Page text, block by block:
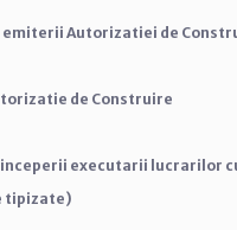
emiterii Autorizatiei de
de Construire
executarii lucrarilor
tipizate)